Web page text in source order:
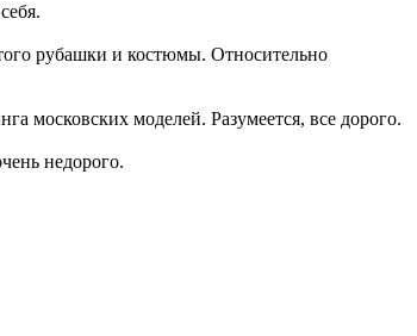
рубашки и костюмы. Относительно
московских моделей. Разумеется, все дорого.
недорого.